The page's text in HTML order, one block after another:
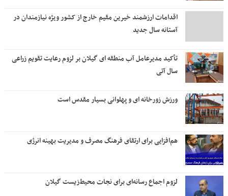
اقدامات ارزشمند خیرین مقیم خارج از کشور ویژه نیازمندان در
آستانه سال جدید
تأکید مدیرعامل آب منطقه ای گیلان بر لزوم رعایت تقویم زراعی‌
سال آتی
ورزش زورخانه ای و پهلوانی بسیار مقدس است
هم‌افزایی برای ارتقای فرهنگ مصرف و مدیریت بهینه انرژی
لزوم اجماع رسانه‌ای برای نجات محیط‌زیست گیلان